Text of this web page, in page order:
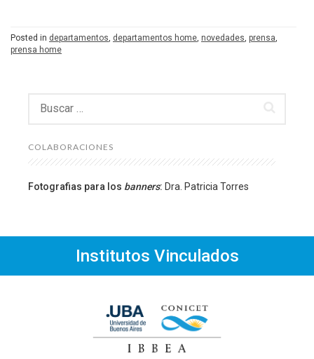
Posted in departamentos, departamentos home, novedades, prensa,
prensa home
COLABORACIONES
Fotografias para los banners: Dra. Patricia Torres
Institutos Vinculados